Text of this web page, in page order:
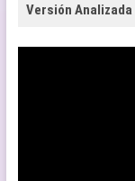
Versión Analizada